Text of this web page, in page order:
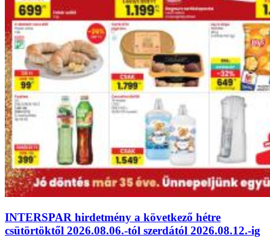
INTERSPAR hirdetmény a következő hétre
csütörtöktől 2026.08.06.-tól szerdától 2026.08.12.-ig